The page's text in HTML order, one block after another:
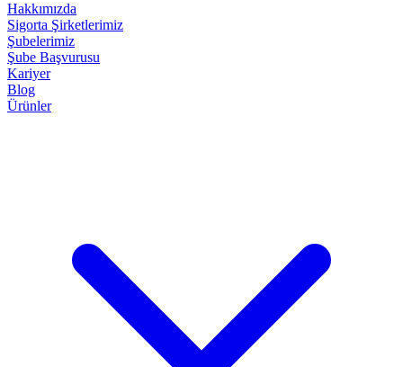
Hakkımızda
Sigorta Şirketlerimiz
Şubelerimiz
Şube Başvurusu
Kariyer
Blog
Ürünler